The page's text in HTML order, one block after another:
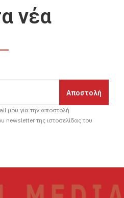
νέα
μου για την αποστολή
newsletter της ιστοσελίδας του